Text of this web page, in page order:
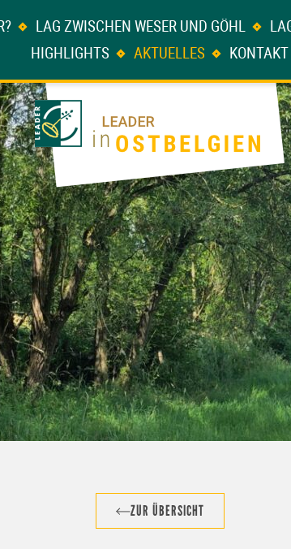
LAG ZWISCHEN WESER UND GÖHL
HIGHLIGHTS
AKTUELLES KONTAKT
ZUR ÜBERSICHT